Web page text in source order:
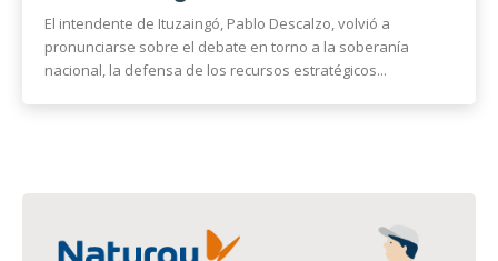
El intendente de Ituzaingó, Pablo Descalzo, volvió a
pronunciarse sobre el debate en torno a la soberanía
nacional, la defensa de los recursos estratégicos...